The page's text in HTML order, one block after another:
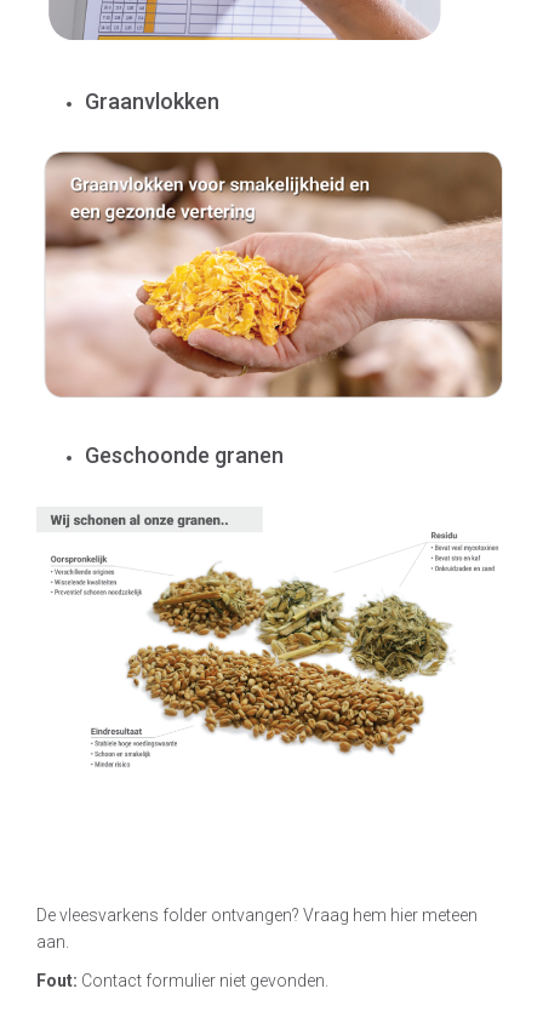
Graanvlokken
Geschoonde granen
De vleesvarkens folder ontvangen? Vraag hem hier meteen
aan.
Fout: Contact formulier niet gevonden.